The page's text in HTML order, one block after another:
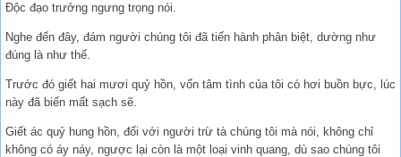
Độc đạo trưởng ngưng trọng nói.
Nghe đến đây, đám người chúng tôi đã tiến hành phân biệt, dường như
đúng là như thế.
Trước đó giết hai mươi quỷ hồn, vốn tâm tình của tôi có hơi buồn bực, lúc
này đã biến mất sạch sẽ.
Giết ác quỷ hung hồn, đối với người trừ tà chúng tôi mà nói, không chỉ
không có áy náy, ngược lại còn là một loại vinh quang, dù sao chúng tôi